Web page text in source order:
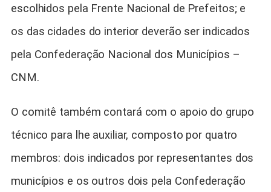
escolhidos pela Frente Nacional de Prefeitos; e
os das cidades do interior deverão ser indicados
pela Confederação Nacional dos Municípios –
CNM.
O comitê também contará com o apoio do grupo
técnico para lhe auxiliar, composto por quatro
membros: dois indicados por representantes dos
municípios e os outros dois pela Confederação